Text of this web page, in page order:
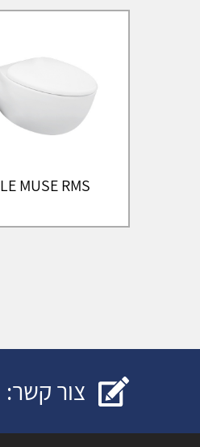
LE MUSE RMS
צור קשר: